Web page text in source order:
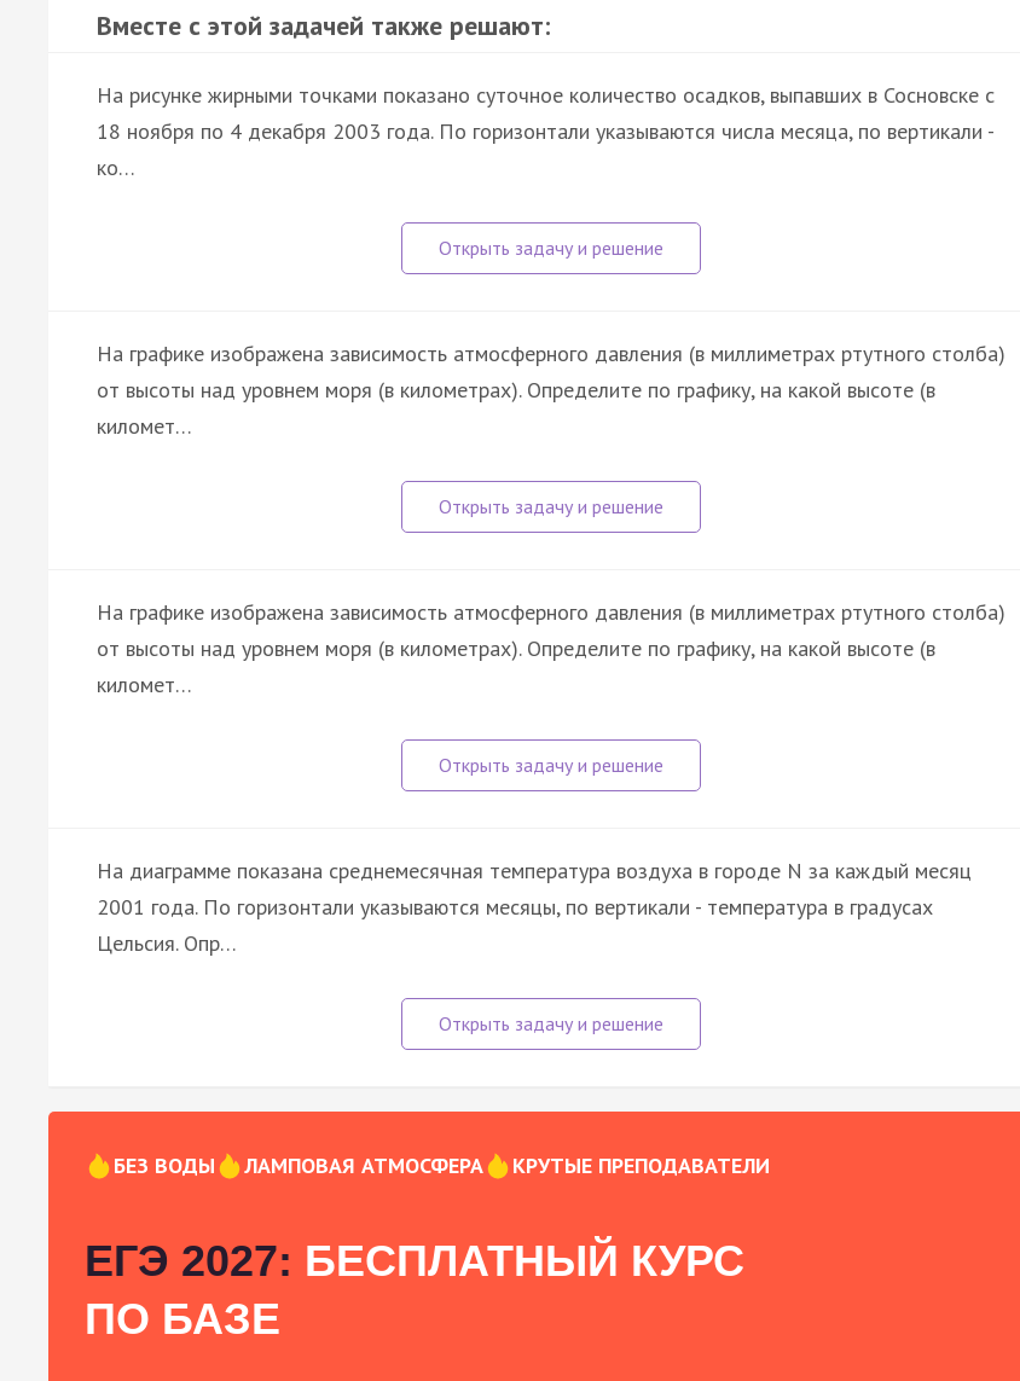
Вместе с этой задачей также решают:
На рисунке жирными точками показано суточное количество осадков, выпавших в Сосновске с
18 ноября по 4 декабря 2003 года. По горизонтали указываются числа месяца, по вертикали -
ко…
На графике изображена зависимость атмосферного давления (в миллиметрах ртутного столба)
от высоты над уровнем моря (в километрах). Определите по графику, на какой высоте (в
километ…
На графике изображена зависимость атмосферного давления (в миллиметрах ртутного столба)
от высоты над уровнем моря (в километрах). Определите по графику, на какой высоте (в
километ…
На диаграмме показана среднемесячная температура воздуха в городе N за каждый месяц
2001 года. По горизонтали указываются месяцы, по вертикали - температура в градусах
Цельсия. Опр…
БЕЗ ВОДЫ ЛАМПОВАЯ АТМОСФЕРА КРУТЫЕ ПРЕПОДАВАТЕЛИ
ЕГЭ 2027: БЕСПЛАТНЫЙ КУРС
ПО БАЗЕ